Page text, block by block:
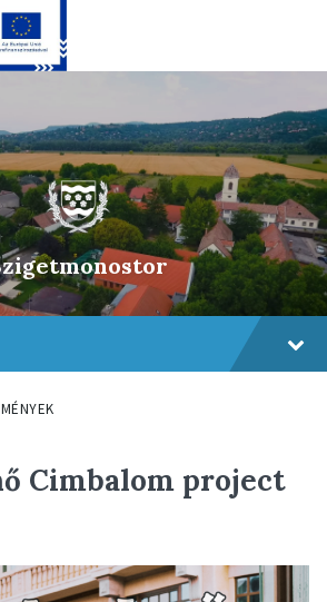
content
main
navigation
footer
Cimbalom project